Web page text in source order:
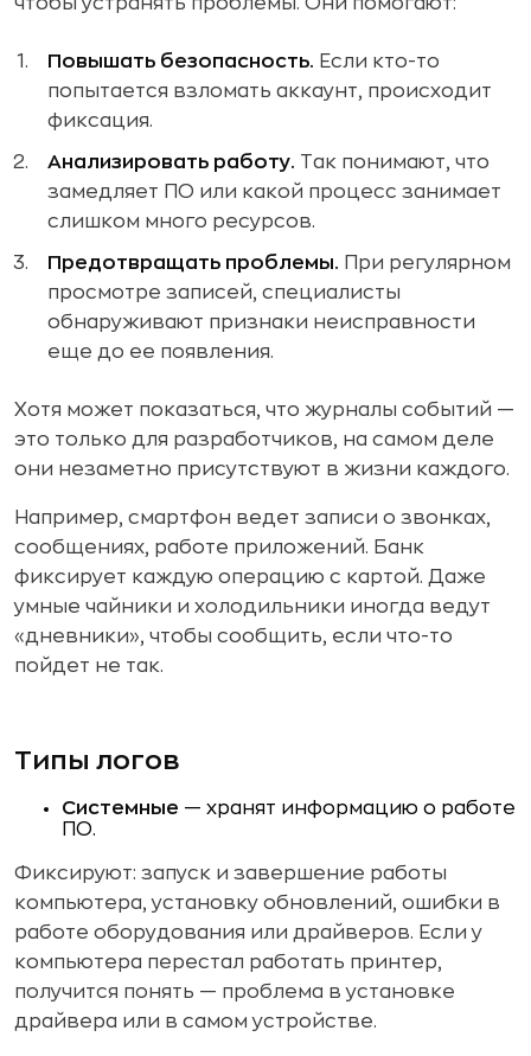
Повышать безопасность. Если кто-то
попытается взломать аккаунт, происходит
фиксация.
Анализировать работу. Так понимают, что
замедляет ПО или какой процесс занимает
слишком много ресурсов.
Предотвращать проблемы. При регулярном
просмотре записей, специалисты
обнаруживают признаки неисправности
еще до ее появления.
Хотя может показаться, что журналы событий —
это только для разработчиков, на самом деле
они незаметно присутствуют в жизни каждого.
Например, смартфон ведет записи о звонках,
сообщениях, работе приложений. Банк
фиксирует каждую операцию с картой. Даже
умные чайники и холодильники иногда ведут
«дневники», чтобы сообщить, если что-то
пойдет не так.
Типы логов
Системные — хранят информацию о работе
ПО.
Фиксируют: запуск и завершение работы
компьютера, установку обновлений, ошибки в
работе оборудования или драйверов. Если у
компьютера перестал работать принтер,
получится понять — проблема в установке
драйвера или в самом устройстве.